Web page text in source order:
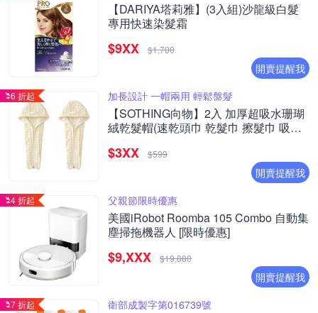
【DARIYA塔莉雅】(3入組)沙龍級白髮
專用快速染髮霜
$9XX $1,700
開賣提醒我
6 折起 加長設計 一帽兩用 輕鬆盤髮
【SOTHING向物】2入 加厚超吸水珊瑚
絨乾髮帽(速乾頭巾 乾髮巾 擦髮巾 吸水
$3XX $599
開賣提醒我
4 折起 父親節限時優惠
美國iRobot Roomba 105 Combo 自動集
塵掃拖機器人 [限時優惠]
$9,XXX $19,880
開賣提醒我
7 折起 衛部成製字第016739號